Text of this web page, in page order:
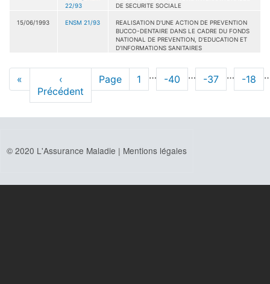
22/93
DE SECURITE SOCIALE
15/06/1993 ENSM 21/93
REALISATION D'UNE ACTION DE PREVENTION
BUCCO-DENTAIRE DANS LE CADRE DU FONDS
NATIONAL DE PREVENTION, D'EDUCATION ET
D'INFORMATIONS SANITAIRES
Pagination
Première
page
«
Page
précédente
‹
Précédent
Page Page
1 … Page
-40 … Page
-37 … Page
-18
© 2020 L'Assurance Maladie | Mentions légales